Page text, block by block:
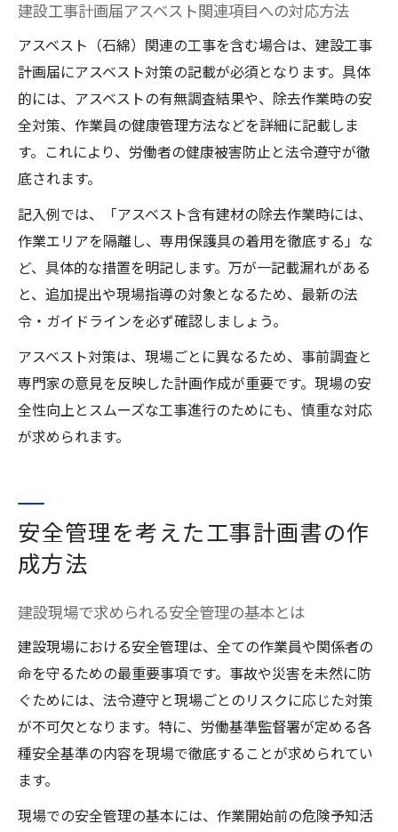
建設工事計画届アスベスト関連項目への対応方法
アスベスト（石綿）関連の工事を含む場合は、建設工事
計画届にアスベスト対策の記載が必須となります。具体
的には、アスベストの有無調査結果や、除去作業時の安
全対策、作業員の健康管理方法などを詳細に記載しま
す。これにより、労働者の健康被害防止と法令遵守が徹
底されます。
記入例では、「アスベスト含有建材の除去作業時には、
作業エリアを隔離し、専用保護具の着用を徹底する」な
ど、具体的な措置を明記します。万が一記載漏れがある
と、追加提出や現場指導の対象となるため、最新の法
令・ガイドラインを必ず確認しましょう。
アスベスト対策は、現場ごとに異なるため、事前調査と
専門家の意見を反映した計画作成が重要です。現場の安
全性向上とスムーズな工事進行のためにも、慎重な対応
が求められます。
安全管理を考えた工事計画書の作
成方法
建設現場で求められる安全管理の基本とは
建設現場における安全管理は、全ての作業員や関係者の
命を守るための最重要事項です。事故や災害を未然に防
ぐためには、法令遵守と現場ごとのリスクに応じた対策
が不可欠となります。特に、労働基準監督署が定める各
種安全基準の内容を現場で徹底することが求められてい
ます。
現場での安全管理の基本には、作業開始前の危険予知活